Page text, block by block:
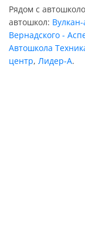
Рядом с
автошкол:
Вернадского -
Автошкола
центр, Лидер-А.